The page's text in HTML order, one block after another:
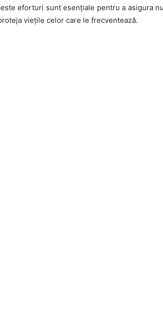
eforturi sunt esențiale pentru a asigura
viețile celor care le frecventează.